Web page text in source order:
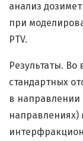
анализ
при
PTV.
Результаты. Во
стандартных
в
направлениях)